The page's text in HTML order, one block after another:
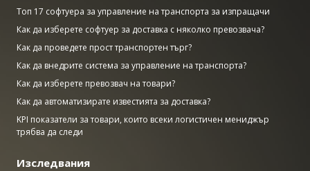
Топ 17 софтуера за управление на транспорта за изпращачи
Как да изберете софтуер за доставка с няколко превозвача?
Как да проведете прост транспортен търг?
Как да внедрите система за управление на транспорта?
Как да изберете превозвач на товари?
Как да автоматизирате известията за доставка?
KPI показатели за товари, които всеки логистичен мениджър
трябва да следи
Изследвания